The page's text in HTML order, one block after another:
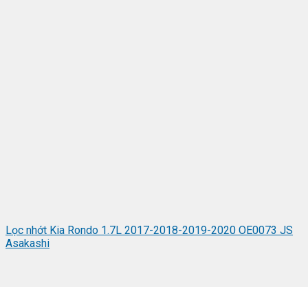
Lọc nhớt Kia Rondo 1.7L 2017-2018-2019-2020 OE0073 JS
Asakashi